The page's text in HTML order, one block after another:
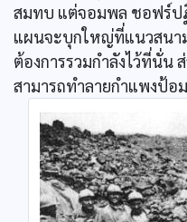
สมทบ แต่จอมพล ชอฟร์ปฏิ
แผนจะบุกใหญ่ที่แนวสนา
ต้องการรวมกำลังไว้ที่นั่น
สามารถทำลายกำแพงป้อ